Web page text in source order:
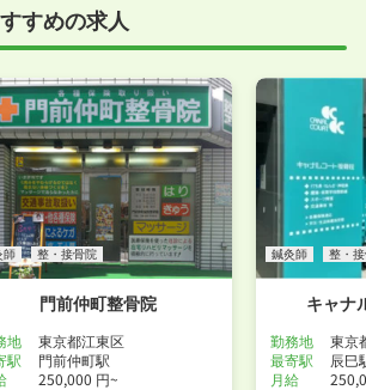
ることは可能ですので、お気軽にお申し
すめの求人
師 整・接骨院
門前仲町整骨院
地
東京都江東区
駅
門前仲町駅
250,000 円~
鍼灸師 整・
キャナ
勤務地
東京
最寄駅
辰巳
月給